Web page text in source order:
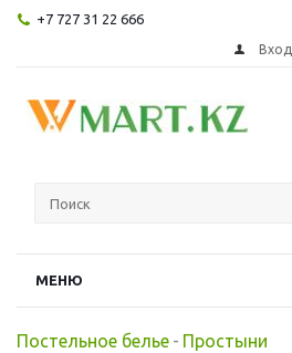
+7 727 31 22 666
Вход
МЕНЮ
Постельное белье - Простыни